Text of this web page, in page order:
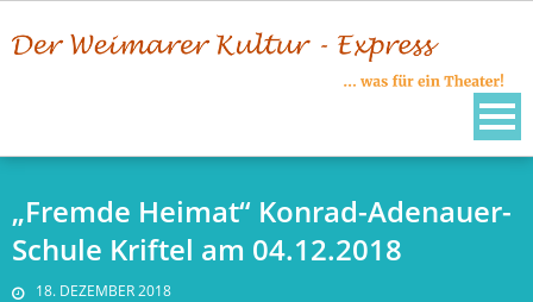
to
„Fremde Heimat“ Konrad-Adenauer-
Schule Kriftel am 04.12.2018
18. DEZEMBER 2018